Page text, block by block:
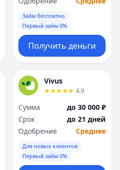
Займ бесплатно
Первый займ 0%
Получить деньги
Vivus
4.9
Сумма
до 30 000 ₽
Срок
до 21 дней
Одобрение
Среднее
Для новых клиентов
Первый займ 0%